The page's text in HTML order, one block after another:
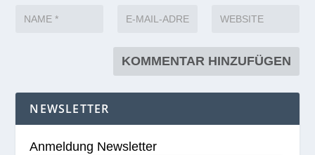
NEWSLETTER
Anmeldung Newsletter